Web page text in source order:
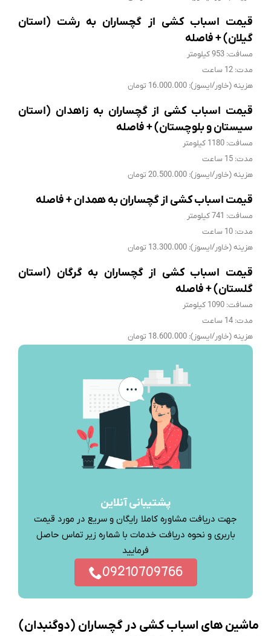
قیمت اسباب کشی از گچساران به رشت (استان
گیلان) + فاصله
مسافت: 953 کیلومتر
مدت: 12 ساعت
هزینه (خاور/ایسوز): 16.000.000 تومان
قیمت اسباب کشی از گچساران به زاهدان (استان
سیستان و بلوچستان) + فاصله
مسافت: 1180 کیلومتر
مدت: 15 ساعت
هزینه (خاور/ایسوز): 20.500.000 تومان
قیمت اسباب کشی از گچساران به همدان + فاصله
مسافت: 741 کیلومتر
مدت: 10 ساعت
هزینه (خاور/ایسوز): 13.300.000 تومان
قیمت اسباب کشی از گچساران به گرگان (استان
گلستان) + فاصله
مسافت: 1090 کیلومتر
مدت: 14 ساعت
هزینه (خاور/ایسوز): 18.600.000 تومان
پشتیبانی آنلاین
جهت دریافت مشاوره کاملا رایگان و سریع در مورد قیمت
باربری و نحوه دریافت خدمات با شماره زیر تماس حاصل
فرمایید
09210709766
ماشین های اسباب کشی در گچساران (دوگنبدان)